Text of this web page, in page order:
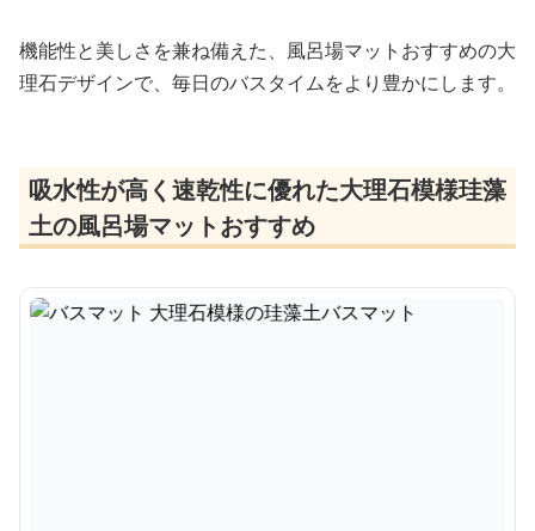
機能性と美しさを兼ね備えた、風呂場マットおすすめの大
理石デザインで、毎日のバスタイムをより豊かにします。
吸水性が高く速乾性に優れた大理石模様珪藻
土の風呂場マットおすすめ